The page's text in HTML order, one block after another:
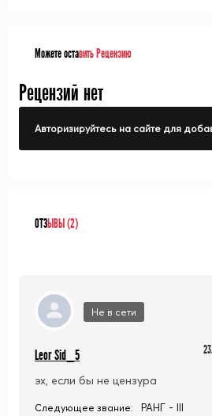
Можете оставить Рецензию
Рецензий нет
Авторизируйтесь на сайте для
ОТЗЫВЫ (2)
Не в сети
Leor Sid_5
эх, если бы не цензура
Следующее звание: РАНГ - III